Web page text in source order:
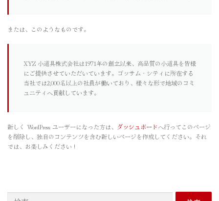
または、このようなものです。
XYZ 小道具株式会社は1971年の創立以来、高品質の小道具を皆様
にご提供させていただいています。ゴッサム・シティに所在する
当社では2,000名以上の社員が働いており、様々な形で地域のコミ
ュニティへ貢献しています。
新しく WordPress ユーザーになった方は、 ダッシュボードへ行ってこのページ
を削除し、独自のコンテンツを含む新しいページを作成してください。それ
では、お楽しみください !